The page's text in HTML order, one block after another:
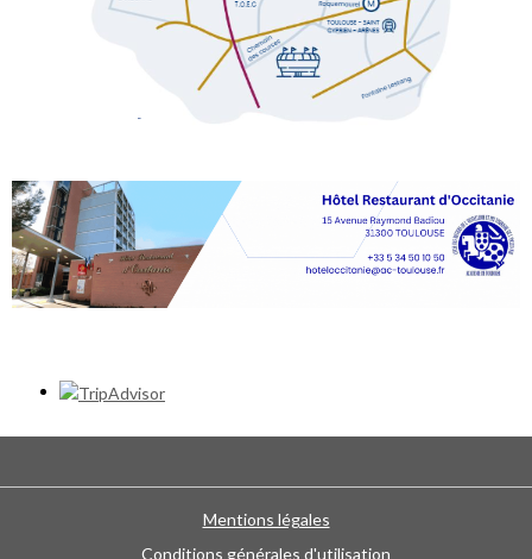
Mentions légales
Conditions générales d'utilisation